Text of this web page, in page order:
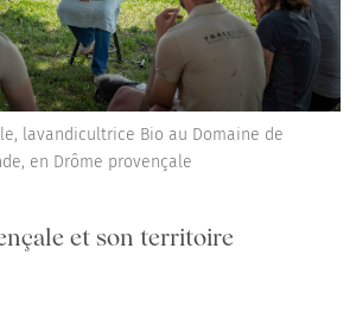
lavandicultrice Bio au Domaine de
en Drôme provençale
et son territoire